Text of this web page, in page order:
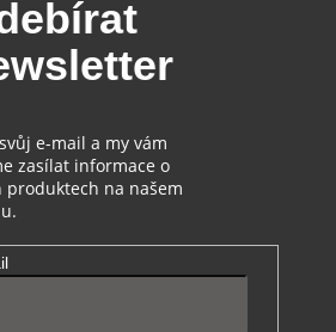
e-mail a my vám
zasílat informace o
produktech na našem